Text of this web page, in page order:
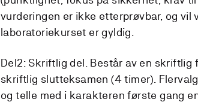
vurderingen er ikke etterprøvbar, og
laboratoriekurset er gyldig.
Del2: Skriftlig del. Består av en
skriftlig slutteksamen (4 timer).
og telle med i karakteren første gang